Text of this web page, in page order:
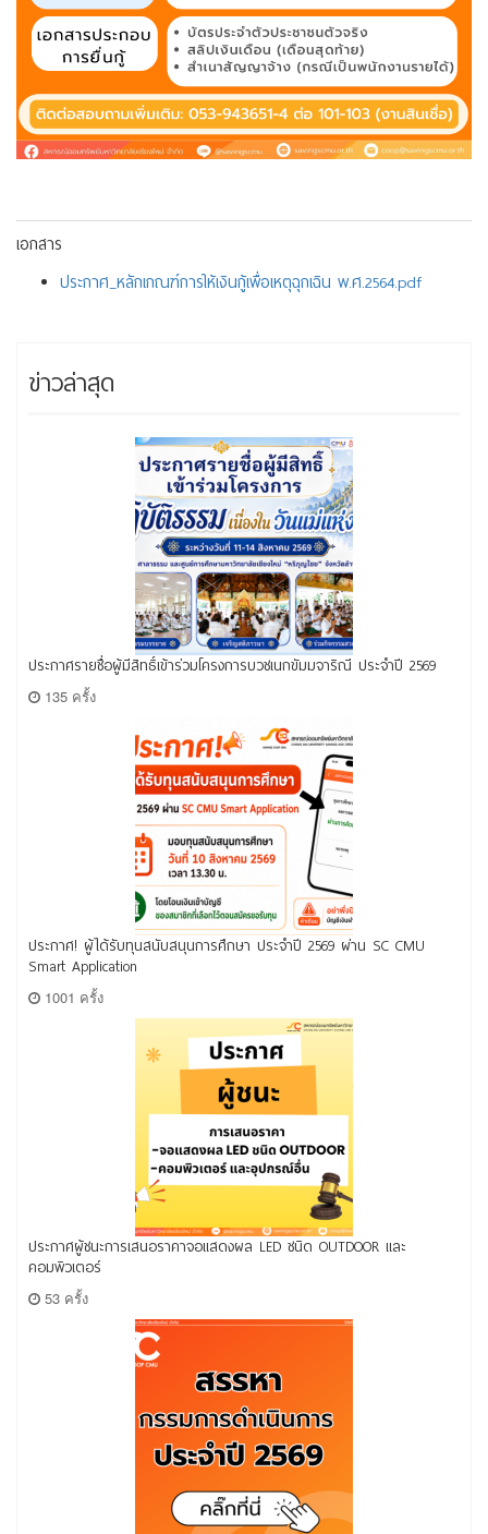
เอกสาร
ประกาศ_หลักเกณฑ์การให้เงินกู้เพื่อเหตุฉุกเฉิน พ.ศ.2564.pdf
ข่าวล่าสุด
ประกาศรายชื่อผู้มีสิทธิ์เข้าร่วมโครงการบวชเนกขัมมจาริณี ประจำปี 2569
135 ครั้ง
ประกาศ! ผู้ได้รับทุนสนับสนุนการศึกษา ประจำปี 2569 ผ่าน SC CMU
Smart Application
1001 ครั้ง
ประกาศผู้ชนะการเสนอราคาจอแสดงผล LED ชนิด OUTDOOR และ
คอมพิวเตอร์
53 ครั้ง